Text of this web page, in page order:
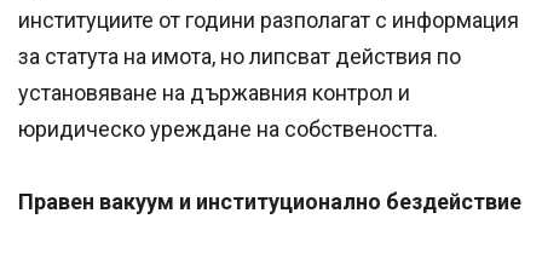
институциите от години разполагат с информация
за статута на имота, но липсват действия по
установяване на държавния контрол и
юридическо уреждане на собствеността.
Правен вакуум и институционално бездействие